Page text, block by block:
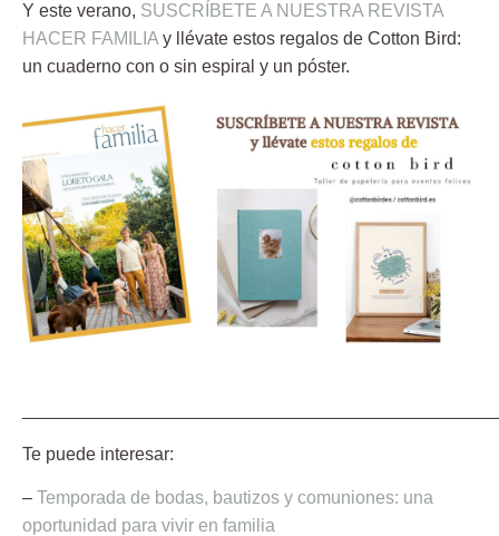
Y este verano, SUSCRÍBETE A NUESTRA REVISTA
HACER FAMILIA y llévate estos regalos de Cotton Bird:
un cuaderno con o sin espiral y un póster.
Te puede interesar:
– Temporada de bodas, bautizos y comuniones: una
oportunidad para vivir en familia